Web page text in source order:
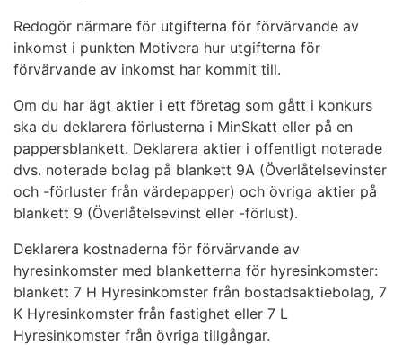
Redogör närmare för utgifterna för förvärvande av
inkomst i punkten Motivera hur utgifterna för
förvärvande av inkomst har kommit till.
Om du har ägt aktier i ett företag som gått i konkurs
ska du deklarera förlusterna i MinSkatt eller på en
pappersblankett. Deklarera aktier i offentligt noterade
dvs. noterade bolag på blankett 9A (Överlåtelsevinster
och -förluster från värdepapper) och övriga aktier på
blankett 9 (Överlåtelsevinst eller -förlust).
Deklarera kostnaderna för förvärvande av
hyresinkomster med blanketterna för hyresinkomster:
blankett 7 H Hyresinkomster från bostadsaktiebolag, 7
K Hyresinkomster från fastighet eller 7 L
Hyresinkomster från övriga tillgångar.